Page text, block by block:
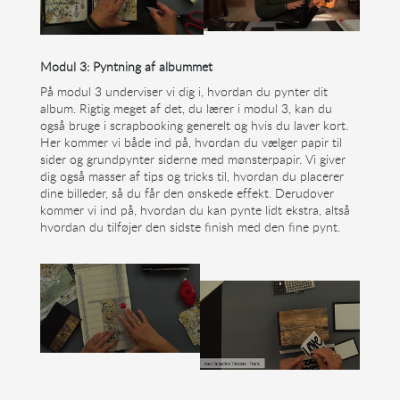
Modul 3: Pyntning af albummet
På modul 3 underviser vi dig i, hvordan du pynter dit
album. Rigtig meget af det, du lærer i modul 3, kan du
også bruge i scrapbooking generelt og hvis du laver kort.
Her kommer vi både ind på, hvordan du vælger papir til
sider og grundpynter siderne med mønsterpapir. Vi giver
dig også masser af tips og tricks til, hvordan du placerer
dine billeder, så du får den ønskede effekt. Derudover
kommer vi ind på, hvordan du kan pynte lidt ekstra, altså
hvordan du tilføjer den sidste finish med den fine pynt.